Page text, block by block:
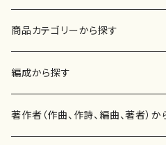
商品カテゴリーから探す
楽譜
書籍
編成から探す
邦楽器
著作者（作曲、作詩、編曲、著者）か